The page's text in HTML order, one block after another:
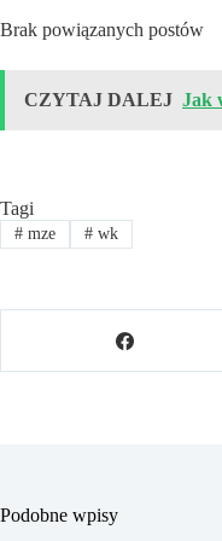
Brak powiązanych postów
CZYTAJ DALEJ Jak
Tagi
#mze #wk
Podobne wpisy